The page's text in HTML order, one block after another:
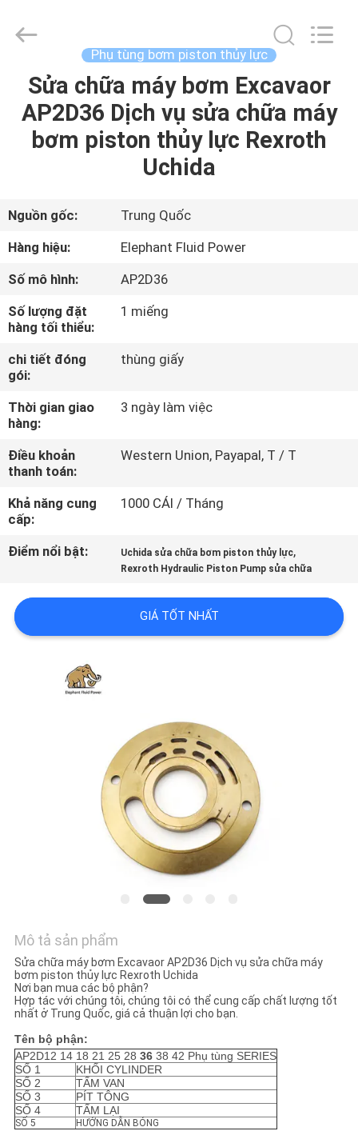
TRANG
CHỦ
PHẨM
VỀ
TÔI
THAM
QUAN
NHÀ
MÁY
KIỂM
SOÁT
CHẤT
LIÊN
CHÚNG
SƠ
ĐỒ
TRANG
WEB
PRIVACY
POLICY
Elephant
Reserved.
Phụ tùng bơm piston thủy lực
Sửa chữa máy bơm Excavaor
AP2D36 Dịch vụ sửa chữa máy
bơm piston thủy lực Rexroth
Uchida
Nguồn gốc:
Trung Quốc
Hàng hiệu:
Elephant Fluid Power
Số mô hình:
AP2D36
Số lượng đặt
hàng tối thiểu:
1 miếng
chi tiết đóng
gói:
thùng giấy
Thời gian giao
hàng:
3 ngày làm việc
Điều khoản
thanh toán:
Western Union, Payapal, T / T
Khả năng cung
cấp:
1000 CÁI / Tháng
Điểm nổi bật: Uchida sửa chữa bơm piston thủy lực,
Rexroth Hydraulic Piston Pump sửa chữa
GIÁ TỐT NHẤT
Mô tả sản phẩm
Sửa chữa máy bơm Excavaor AP2D36 Dịch vụ sửa chữa máy
bơm piston thủy lực Rexroth Uchida
Nơi bạn mua các bộ phận?
Hợp tác với chúng tôi, chúng tôi có thể cung cấp chất lượng tốt
nhất ở Trung Quốc, giá cả thuận lợi cho bạn.
Tên bộ phận:
AP2D12 14 18 21 25 28 3638 42 Phụ tùng SERIES
SỐ 1
KHỐI CYLINDER
SỐ 2
TẤM VAN
SỐ 3
PÍT TÔNG
SỐ 4
TẤM LẠI
SỐ 5 HƯỚNG DẪN BÓNG